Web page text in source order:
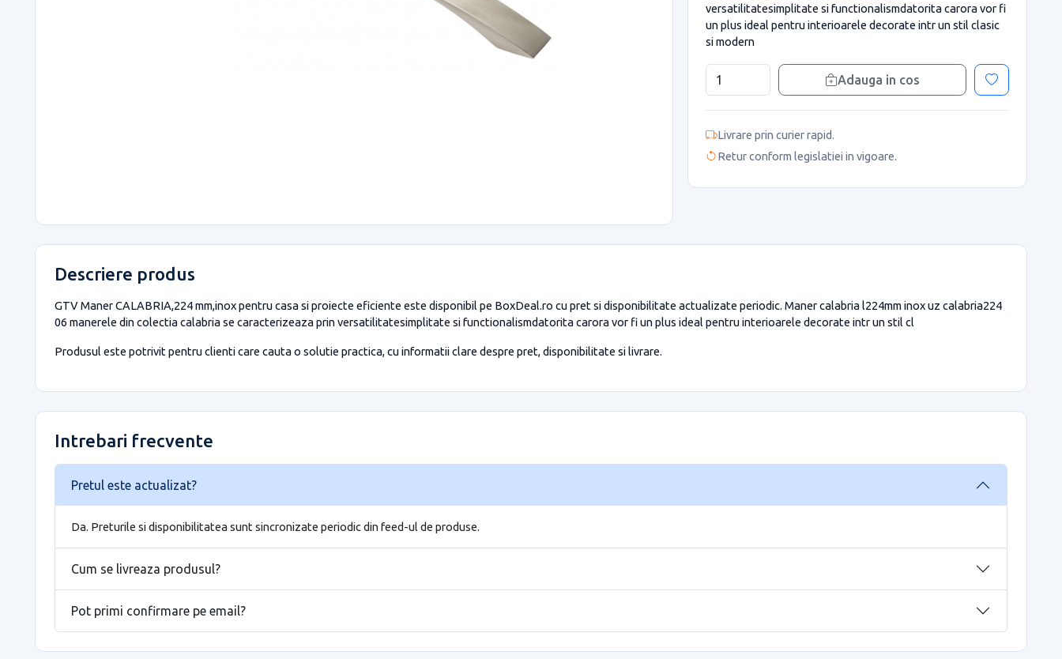
versatilitatesimplitate si functionalismdatorita carora vor fi
un plus ideal pentru interioarele decorate intr un stil clasic
si modern
Adauga in cos
Livrare prin curier rapid.
Retur conform legislatiei in vigoare.
Descriere produs
GTV Maner CALABRIA,224 mm,inox pentru casa si proiecte eficiente este disponibil pe BoxDeal.ro cu pret si disponibilitate actualizate periodic. Maner calabria l224mm inox uz calabria224
06 manerele din colectia calabria se caracterizeaza prin versatilitatesimplitate si functionalismdatorita carora vor fi un plus ideal pentru interioarele decorate intr un stil cl
Produsul este potrivit pentru clienti care cauta o solutie practica, cu informatii clare despre pret, disponibilitate si livrare.
Intrebari frecvente
Pretul este actualizat?
Da. Preturile si disponibilitatea sunt sincronizate periodic din feed-ul de produse.
Cum se livreaza produsul?
Pot primi confirmare pe email?